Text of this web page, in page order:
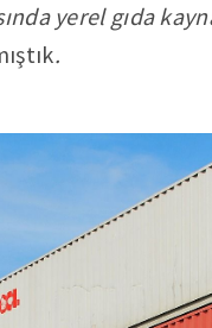
yerel gıda
.